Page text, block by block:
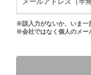
※誤入力がないか、いま一
※会社ではなく個人のメー